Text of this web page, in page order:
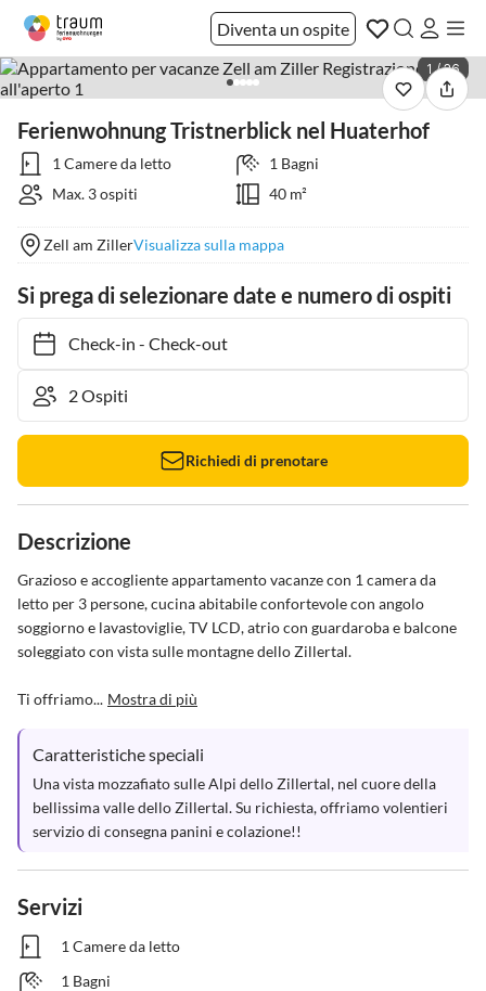
Diventa un ospite
1 / 26
Ferienwohnung Tristnerblick nel Huaterhof
1 Camere da letto
1 Bagni
Max. 3 ospiti
40 m²
Zell am ZillerVisualizza sulla mappa
Si prega di selezionare date e numero di ospiti
Check-in- Check-out
Richiedi di prenotare
Descrizione
Grazioso e accogliente appartamento vacanze con 1 camera da
letto per 3 persone, cucina abitabile confortevole con angolo
soggiorno e lavastoviglie, TV LCD, atrio con guardaroba e balcone
soleggiato con vista sulle montagne dello Zillertal.
Ti offriamo... Mostra di più
Caratteristiche speciali
Una vista mozzafiato sulle Alpi dello Zillertal, nel cuore della
bellissima valle dello Zillertal. Su richiesta, offriamo volentieri
servizio di consegna panini e colazione!!
Servizi
1 Camere da letto
1 Bagni